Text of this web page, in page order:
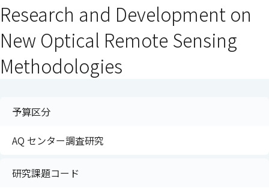
ドウで開きます）
ンドウで開きます）
ウインドウで開きます）
Research and Development on
New Optical Remote Sensing
Methodologies
予算区分
AQ センター調査研究
研究課題コード